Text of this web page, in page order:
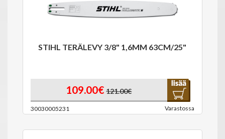
STIHL TERÄLEVY 3/8" 1,6MM 63CM/25"
109.00€ 121.00€
30030005231 Varastossa